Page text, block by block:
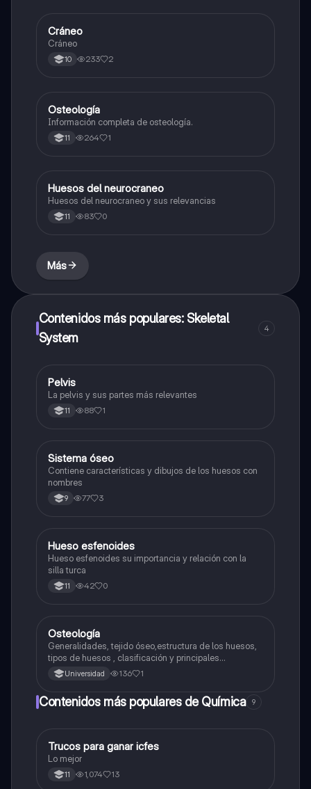
Biologia
Cráneo
Cráneo
10 233 2
Biologia
Osteología
Información completa de osteología.
11 264 1
Química
Huesos del neurocraneo
Huesos del neurocraneo y sus relevancias
11 83 0
Más
Contenidos más populares: Skeletal
System
4
Biologia
Pelvis
La pelvis y sus partes más relevantes
11 88 1
Biologia
Sistema óseo
Contiene características y dibujos de los huesos con
nombres
9 77 3
Biologia
Hueso esfenoides
Hueso esfenoides su importancia y relación con la
silla turca
11 42 0
Biologia
Osteología
Generalidades, tejido óseo,estructura de los huesos,
tipos de huesos , clasificación y principales
accidentes óseos
Universidad 136 1
Contenidos más populares de Química 9
Química
Trucos para ganar icfes
Lo mejor
11 1,074 13